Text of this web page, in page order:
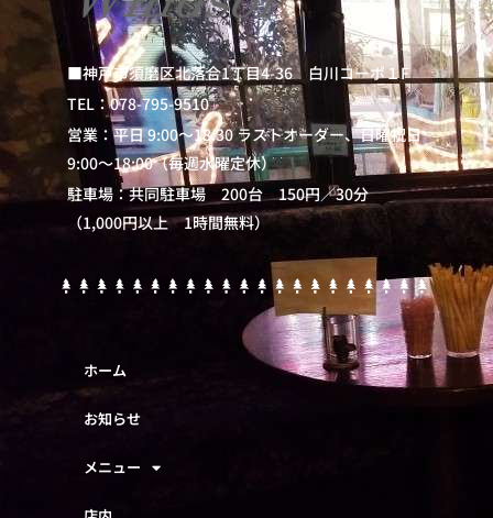
■神戸市須磨区北落合1丁目4-36 白川コーポ１F
TEL：078-795-9510
営業：平日 9:00～18:30 ラストオーダー、日曜祝日
9:00～18:00（毎週水曜定休）
駐車場：共同駐車場 200台 150円／30分
（1,000円以上 1時間無料）
ホーム
お知らせ
メニュー